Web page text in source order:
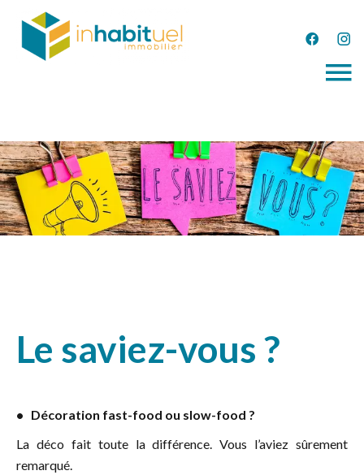
Le saviez-vous ?
• Décoration fast-food ou slow-food ?
La déco fait toute la différence. Vous l’aviez sûrement
remarqué.